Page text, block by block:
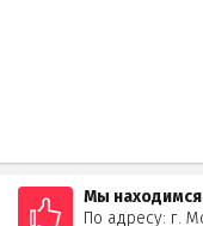
Мы
По адресу: г.